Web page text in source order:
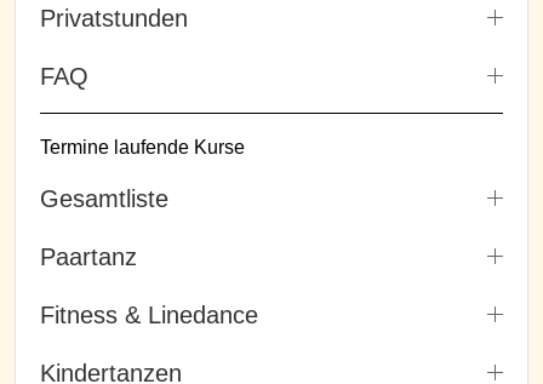
Privatstunden
FAQ
Termine laufende Kurse
Gesamtliste
Paartanz
Fitness & Linedance
Kindertanzen